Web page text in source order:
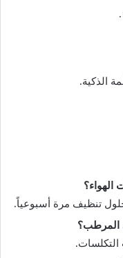
الذكية.
تنظيف مرة أسبوعياً.
المرطب؟
التكلسات.